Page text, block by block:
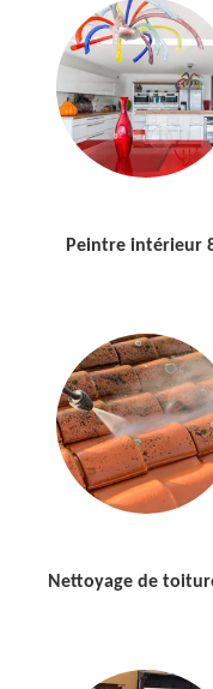
Peintre intérieur
Nettoyage de